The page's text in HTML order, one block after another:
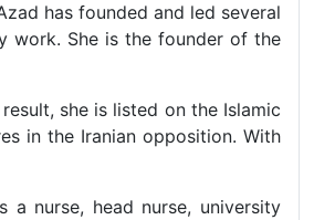
has founded and led several
work. She is the founder of the
she is listed on the Islamic
in the Iranian opposition. With
a nurse, head nurse, university